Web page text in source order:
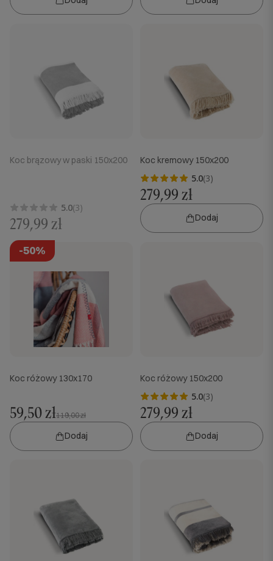
Koc brązowy w paski 150x200
5.0(3)
279,99 zł
Koc kremowy 150x200
5.0(3)
279,99 zł
Dodaj
-50%
Koc różowy 130x170
59,50 zł119,00 zł
Dodaj
Koc różowy 150x200
5.0(3)
279,99 zł
Dodaj